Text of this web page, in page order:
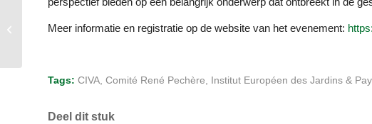
Meer informatie en registratie op de website van het evenement:
Tags: CIVA, Comité René Pechère, Institut Européen des Jardins &
Deel dit stuk
De 75ste verjaardag